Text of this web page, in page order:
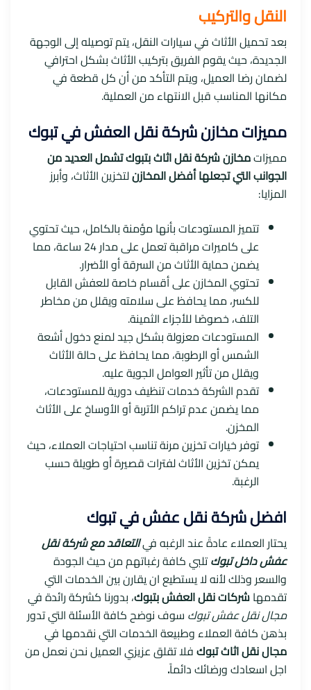
النقل والتركيب
بعد تحميل الأثاث في سيارات النقل، يتم توصيله إلى الوجهة
الجديدة، حيث يقوم الفريق بتركيب الأثاث بشكل احترافي
لضمان رضا العميل، ويتم التأكد من أن كل قطعة في
مكانها المناسب قبل الانتهاء من العملية.
مميزات مخازن شركة نقل العفش في تبوك
مميزاتمخازن شركة نقل اثاث بتبوك تشمل العديد من
الجوانب التي تجعلها أفضل المخازنلتخزين الأثاث، وأبرز
المزايا:
تتميز المستودعات بأنها مؤمنة بالكامل، حيث تحتوي
على كاميرات مراقبة تعمل على مدار 24 ساعة، مما
يضمن حماية الأثاث من السرقة أو الأضرار.
تحتوي المخازن على أقسام خاصة للعفش القابل
للكسر، مما يحافظ على سلامته ويقلل من مخاطر
التلف، خصوصًا للأجزاء الثمينة.
المستودعات معزولة بشكل جيد لمنع دخول أشعة
الشمس أو الرطوبة، مما يحافظ على حالة الأثاث
ويقلل من تأثير العوامل الجوية عليه.
تقدم الشركة خدمات تنظيف دورية للمستودعات،
مما يضمن عدم تراكم الأتربة أو الأوساخ على الأثاث
المخزن.
توفر خيارات تخزين مرنة تناسب احتياجات العملاء، حيث
يمكن تخزين الأثاث لفترات قصيرة أو طويلة حسب
الرغبة.
افضل شركة نقل عفش في تبوك
يحتار العملاء عادةً عند الرغبه فيالتعاقد مع شركة نقل
عفش داخل تبوكتلبي كافة رغباتهم من حيث الجودة
والسعر وذلك لأنه لا يستطيع ان يقارن بين الخدمات التي
تقدمهاشركات نقل العفش بتبوك، بدورنا كشركة رائدة في
مجال نقل عفش تبوك سوف نوضح كافة الأسئلة التي تدور
بذهن كافة العملاء وطبيعة الخدمات التي نقدمها في
مجال نقل اثاث تبوكفلا تقلق عزيزي العميل نحن نعمل من
اجل اسعادك ورضائك دائماً.